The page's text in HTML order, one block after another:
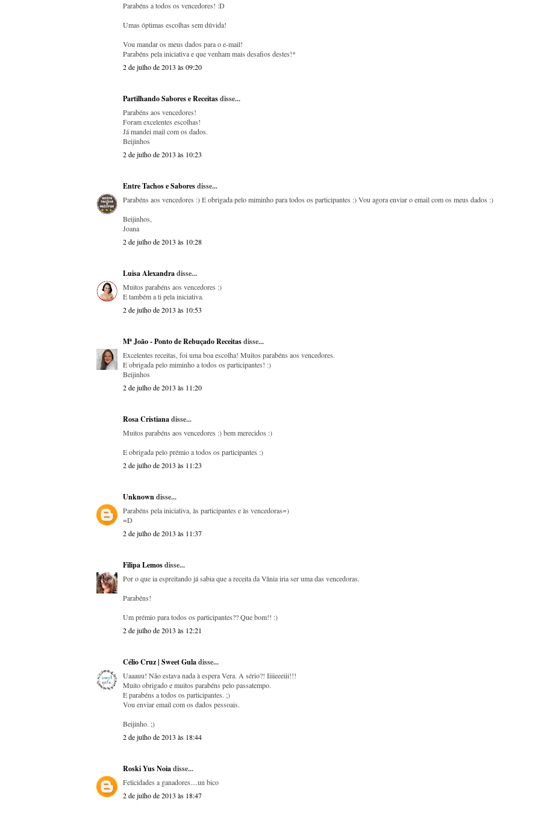
Parabéns a todos os vencedores! :D
Umas óptimas escolhas sem dúvida!
Vou mandar os meus dados para o e-mail!
Parabéns pela iniciativa e que venham mais desafios destes!*
2 de julho de 2013 às 09:20
Partilhando Sabores e Receitasdisse...
Parabéns aos vencedores!
Foram excelentes escolhas!
Já mandei mail com os dados.
Beijinhos
2 de julho de 2013 às 10:23
Entre Tachos e Saboresdisse...
Parabéns aos vencedores :) E obrigada pelo miminho para todos os participantes :) Vou agora enviar o email com os meus dados :)
Beijinhos,
Joana
2 de julho de 2013 às 10:28
Luisa Alexandradisse...
Muitos parabéns aos vencedores :)
E também a ti pela iniciativa.
2 de julho de 2013 às 10:53
Mª João - Ponto de Rebuçado Receitasdisse...
Excelentes receitas, foi uma boa escolha! Muitos parabéns aos vencedores.
E obrigada pelo miminho a todos os participantes! :)
Beijinhos
2 de julho de 2013 às 11:20
Rosa Cristianadisse...
Muitos parabéns aos vencedores :) bem merecidos :)
E obrigada pelo prémio a todos os participantes :)
2 de julho de 2013 às 11:23
Unknowndisse...
Parabéns pela iniciativa, às participantes e às vencedoras=)
=D
2 de julho de 2013 às 11:37
Filipa Lemosdisse...
Por o que ia espreitando já sabia que a receita da Vânia iria ser uma das vencedoras.
Parabéns!
Um prémio para todos os participantes?? Que bom!! :)
2 de julho de 2013 às 12:21
Célio Cruz | Sweet Guladisse...
Uaaauu! Não estava nada à espera Vera. A sério?! Iiiieeeiii!!!
Muito obrigado e muitos parabéns pelo passatempo.
E parabéns a todos os participantes. ;)
Vou enviar email com os dados pessoais.
Beijinho. ;)
2 de julho de 2013 às 18:44
Roski Yus Noiadisse...
Felicidades a ganadores....un bico
2 de julho de 2013 às 18:47